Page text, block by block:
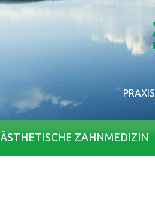
PRAXIS
ÄSTHETISCHE ZAHNMEDIZIN